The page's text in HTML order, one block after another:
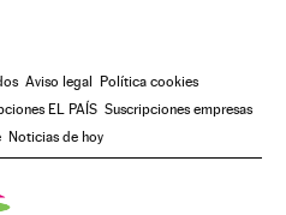
Aviso legal
Política cookies
EL PAÍS Suscripciones empresas
Noticias de hoy